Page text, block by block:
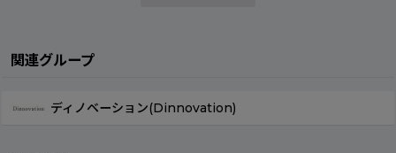
関連グループ
ディノベーション(Dinnovation)